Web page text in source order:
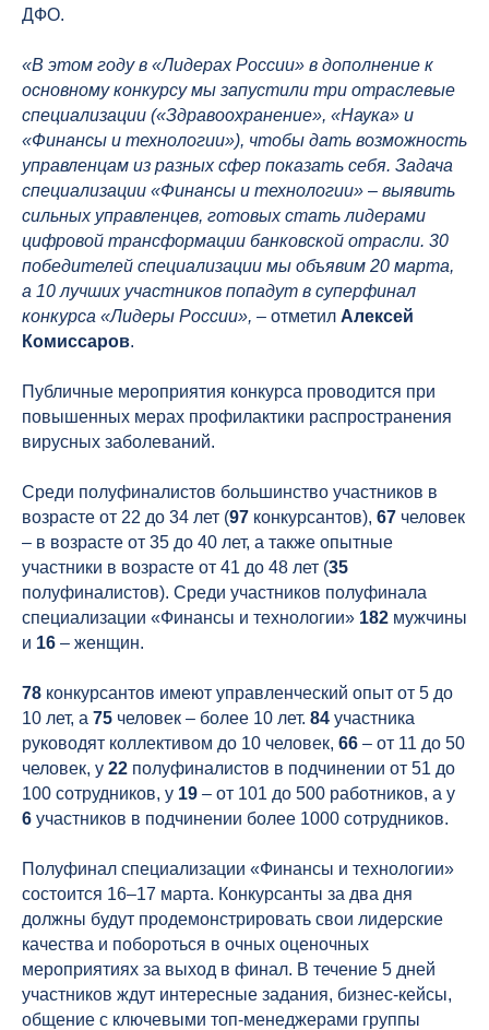
ДФО.
«В этом году в «Лидерах России» в дополнение к
основному конкурсу мы запустили три отраслевые
специализации («Здравоохранение», «Наука» и
«Финансы и технологии»), чтобы дать возможность
управленцам из разных сфер показать себя. Задача
специализации «Финансы и технологии» – выявить
сильных управленцев, готовых стать лидерами
цифровой трансформации банковской отрасли. 30
победителей специализации мы объявим 20 марта,
а 10 лучших участников попадут в суперфинал
конкурса «Лидеры России», – отметил Алексей
Комиссаров.
Публичные мероприятия конкурса проводится при
повышенных мерах профилактики распространения
вирусных заболеваний.
Среди полуфиналистов большинство участников в
возрасте от 22 до 34 лет (97 конкурсантов), 67 человек
– в возрасте от 35 до 40 лет, а также опытные
участники в возрасте от 41 до 48 лет (35
полуфиналистов). Среди участников полуфинала
специализации «Финансы и технологии» 182 мужчины
и 16 – женщин.
78 конкурсантов имеют управленческий опыт от 5 до
10 лет, а 75 человек – более 10 лет. 84 участника
руководят коллективом до 10 человек, 66 – от 11 до 50
человек, у 22 полуфиналистов в подчинении от 51 до
100 сотрудников, у 19 – от 101 до 500 работников, а у
6 участников в подчинении более 1000 сотрудников.
Полуфинал специализации «Финансы и технологии»
состоится 16–17 марта. Конкурсанты за два дня
должны будут продемонстрировать свои лидерские
качества и побороться в очных оценочных
мероприятиях за выход в финал. В течение 5 дней
участников ждут интересные задания, бизнес-кейсы,
общение с ключевыми топ-менеджерами группы